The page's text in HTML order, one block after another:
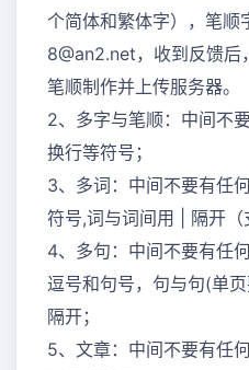
个简体和繁体字），笔顺
8@an2.net，收到反馈后
笔顺制作并上传服务器。
2、多字与笔顺：中间不
换行等符号；
3、多词：中间不要有任
符号,词与词间用 | 隔开（
4、多句：中间不要有任
逗号和句号，句与句(单
隔开；
5、文章：中间不要有任